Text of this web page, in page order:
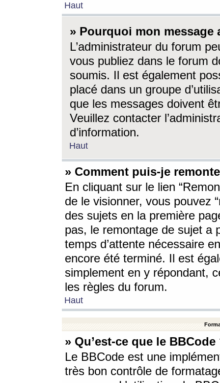
Haut
» Pourquoi mon message
L’administrateur du forum
vous publiez dans le forum
soumis. Il est également
placé dans un groupe
que les messages doivent
Veuillez contacter
d’information.
Haut
» Comment puis-je
En cliquant sur le lien
de le visionner, vous pouvez
des sujets en la première
pas, le remontage de sujet a
temps d’attente nécessaire
encore été terminé. Il est
simplement en y répondant,
les règles du forum.
Haut
» Qu’est-ce que le BBCode
Le BBCode est une
très bon contrôle de